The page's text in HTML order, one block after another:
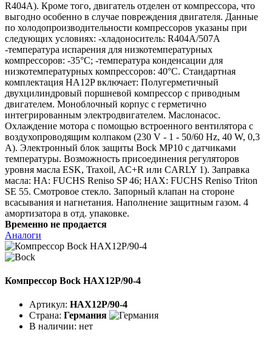
R404A). Кроме того, двигатель отделен от компрессора, что
выгодно особенно в случае повреждения двигателя. Данные
по холодопроизводительности компрессоров указаны при
следующих условиях: -хладоноситель: R404A/507A
-температура испарения для низкотемпературных
компрессоров: -35°C; -температура конденсации для
низкотемпературных компрессоров: 40°C. Стандартная
комплектация HA12P включает: Полугерметичный
двухцилиндровый поршневой компрессор с приводным
двигателем. Моноблочный корпус с герметично
интегрированным электродвигателем. Маслонасос.
Охлаждение мотора с помощью встроенного вентилятора с
воздухопроводящим колпаком (230 V - 1 - 50/60 Hz, 40 W, 0,3
A). Электронный блок защиты Bock MP10 с датчиками
температуры. Возможность присоединения регуляторов
уровня масла ESK, Traxoil, AC+R или CARLY 1). Заправка
масла: HA: FUCHS Reniso SP 46; HAX: FUCHS Reniso Triton
SE 55. Смотровое стекло. Запорный клапан на стороне
всасывания и нагнетания. Наполнение защитным газом. 4
амортизатора в отд. упаковке.
Временно не продается
Аналоги
Компрессор Bock HAX12P/90-4
Артикул: HAX12P/90-4
Страна: Германия
В наличии: нет